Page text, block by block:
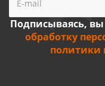
Подписываясь, вы
обработку
политики